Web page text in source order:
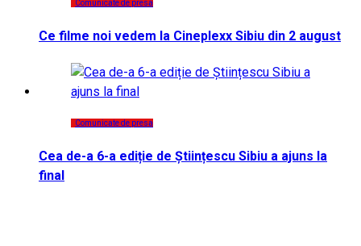
Comunicate de presa
Ce filme noi vedem la Cineplexx Sibiu din 2 august
Comunicate de presa
Cea de-a 6-a ediție de Științescu Sibiu a ajuns la
final